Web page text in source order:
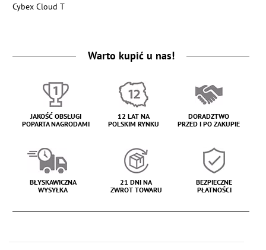
Cybex Cloud T
Warto kupić u nas!
JAKOŚĆ OBSŁUGI
POPARTA NAGRODAMI
12 LAT NA
POLSKIM RYNKU
DORADZTWO
PRZED I PO ZAKUPIE
BŁYSKAWICZNA
WYSYŁKA
21 DNI NA
ZWROT TOWARU
BEZPIECZNE
PŁATNOŚCI